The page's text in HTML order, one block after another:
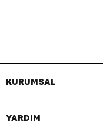
KURUMSAL
YARDIM